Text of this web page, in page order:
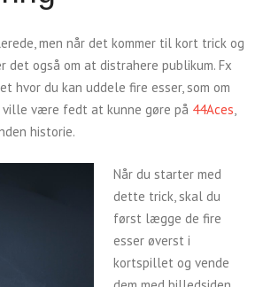
men når det kommer til kort trick og
det også om at distrahere publikum. Fx
hvor du kan uddele fire esser, som om
ville være fedt at kunne gøre på 44Aces,
historie.
Når du starter med
dette trick, skal du
først lægge de fire
esser øverst i
kortspillet og vende